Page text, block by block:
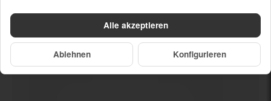
Dein neuesLautsprecher defekt
Alle akzeptieren
Ablehnen Konfigurieren